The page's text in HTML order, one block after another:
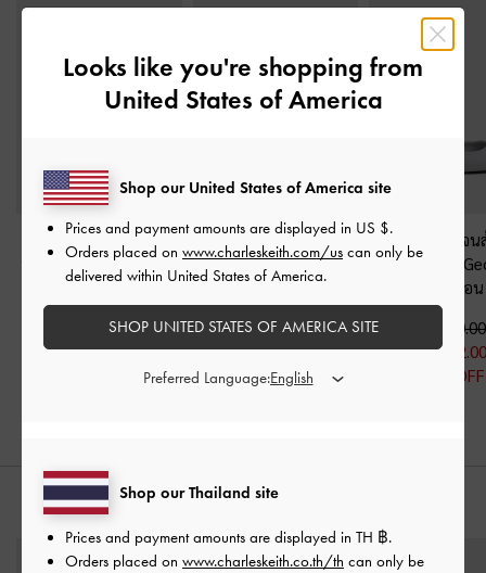
รองเท้าส้นสูงรัดส้น
ประดับโบว์รุ่น Brantley
-สีเทา
฿2,590.00
฿2,072.00
รองเท้าส้นสูงเปิดส้น
ดีไซน์ส้นเข็มแบบหัว
แหลมประดับโบว์รุ่น
Brantley-สีเทา
฿2,590.00
฿2,072.00
รองเท้าแมรี่เจ
ประดับโซ่รุ่น
สีเทาอ่อน
฿2,590.00
฿2,072.00
20% OFF
Looks like you're shopping from
United States of America
Shop our Thailand site
Prices and payment amounts are displayed in TH ฿.
Orders placed on www.charleskeith.co.th/th can only be
Shop our United States of America site
Prices and payment amounts are displayed in US $.
Orders placed on www.charleskeith.com/us can only be
delivered within United States of America.
SHOP UNITED STATES OF AMERICA SITE
Preferred Language: